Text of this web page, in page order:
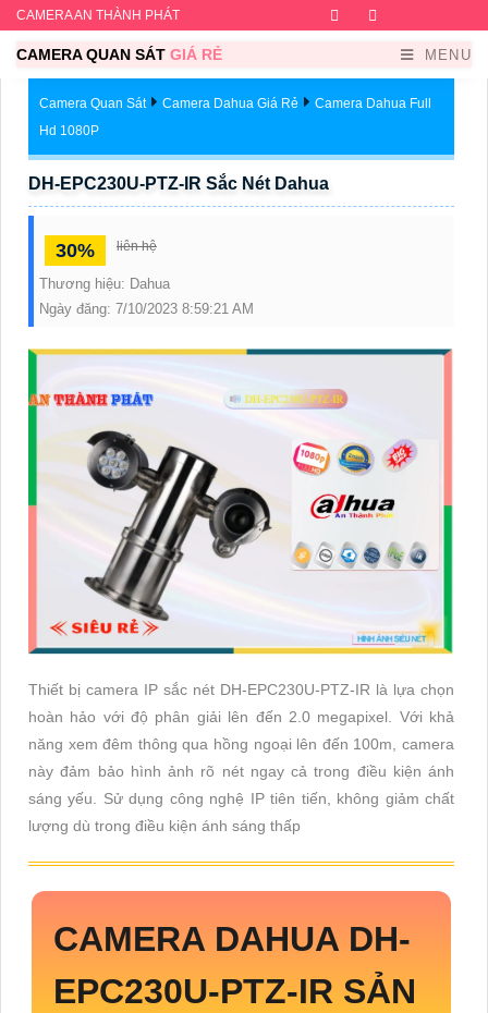
CAMERA AN THÀNH PHÁT Facebook
CAMERA QUAN SÁT GIÁ RẺ MENU
Camera Quan Sát Camera Dahua Giá Rẻ
Camera Dahua Full
Hd 1080P
DH-EPC230U-PTZ-IR Sắc Nét Dahua
30% liên hệ
Thương hiệu: Dahua
Ngày đăng: 7/10/2023 8:59:21 AM
Thiết bị camera IP sắc nét DH-EPC230U-PTZ-IR là lựa chọn
hoàn hảo với độ phân giải lên đến 2.0 megapixel. Với khả
năng xem đêm thông qua hồng ngoại lên đến 100m, camera
này đảm bảo hình ảnh rõ nét ngay cả trong điều kiện ánh
sáng yếu. Sử dụng công nghệ IP tiên tiến, không giảm chất
lượng dù trong điều kiện ánh sáng thấp
CAMERA DAHUA DH-
EPC230U-PTZ-IR SẢN